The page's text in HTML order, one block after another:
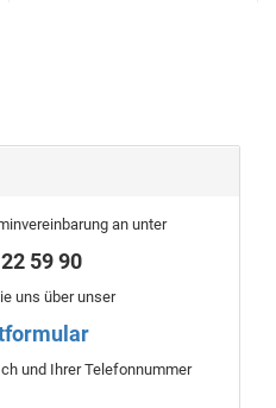
an unter
59 90
uns über unser
und Ihrer Telefonnummer